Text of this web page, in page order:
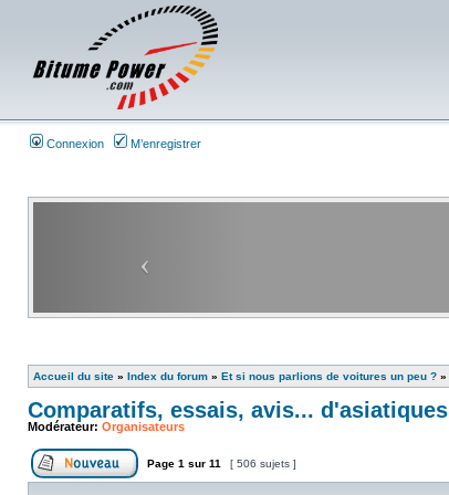
Connexion M’enregistrer
Accueil du site » Index du forum » Et si nous parlions de voitures un peu ? »
Comparatifs, essais, avis... d'asiatiques
Modérateur: Organisateurs
Page 1 sur 11 [ 506 sujets ]